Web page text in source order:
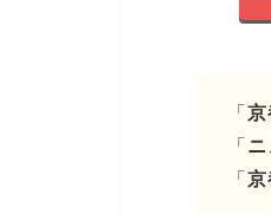
「 京
「
「 京